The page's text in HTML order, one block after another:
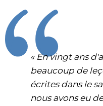
« En vingt ans
beaucoup de
écrites dans le
nous avons eu